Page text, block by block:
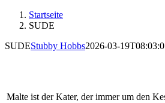
Startseite
SUDE
SUDEStubby Hobbs2026-03-
Malte ist der Kater, der immer um den